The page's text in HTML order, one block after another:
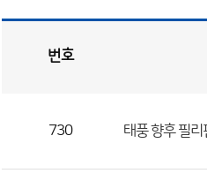
번호
730 태풍 향후 필리